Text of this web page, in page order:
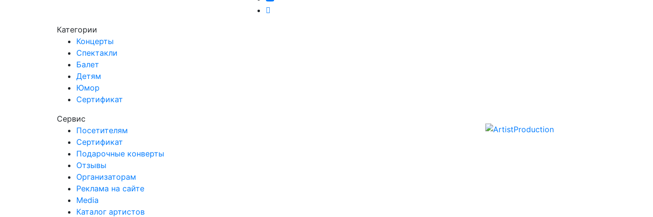
Категории
Концерты
Спектакли
Балет
Детям
Юмор
Сертификат
Сервис
Посетителям
Сертификат
Подарочные конверты
Отзывы
Организаторам
Реклама на сайте
Media
Каталог артистов